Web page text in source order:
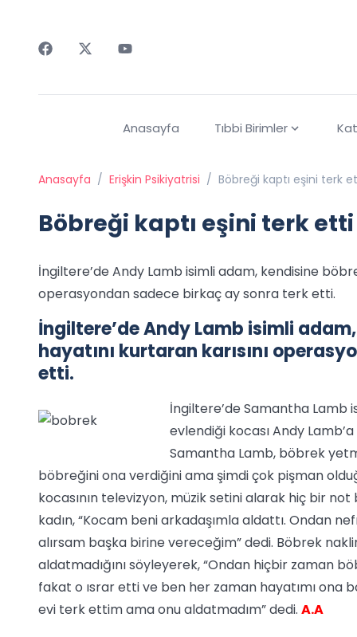
Anasayfa Tıbbi Birimler
Anasayfa / Erişkin Psikiyatrisi / Böbreği kaptı eşini terk
Böbreği kaptı eşini terk etti
İngiltere’de Andy Lamb isimli adam, kendisine
operasyondan sadece birkaç ay sonra terk etti.
İngiltere’de Andy Lamb isimli
hayatını kurtaran karısını
etti.
İngiltere’de Samantha Lamb
evlendiği kocası Andy
Samantha Lamb, böbrek
böbreğini ona verdiğini ama şimdi çok pişman
kocasının televizyon, müzik setini alarak hiç bir not
kadın, “Kocam beni arkadaşımla aldattı. Ondan
alırsam başka birine vereceğim” dedi. Böbrek
aldatmadığını söyleyerek, “Ondan hiçbir zaman
fakat o ısrar etti ve ben her zaman hayatımı ona
evi terk ettim ama onu aldatmadım” dedi. A.A